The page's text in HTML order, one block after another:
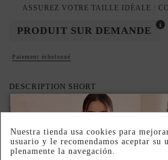
ASSUREZ VOTRE TAILLE IDÉALE :
PRODUIT SUR DEMANDE
Paiement échelonné
DESCRIPTION SHORT
DESCRIPTION
Nuestra tienda usa cookies para
usuario y le recomendamos aceptar su
plenamente la navegación.